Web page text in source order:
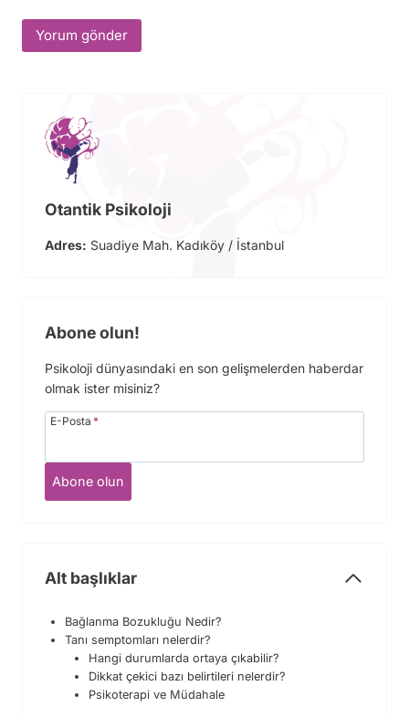
Otantik Psikoloji
Adres: Suadiye Mah. Kadıköy / İstanbul
Abone olun!
Psikoloji dünyasındaki en son gelişmelerden haberdar
olmak ister misiniz?
E-Posta *
Abone olun
Alt başlıklar
Bağlanma Bozukluğu Nedir?
Tanı semptomları nelerdir?
Hangi durumlarda ortaya çıkabilir?
Dikkat çekici bazı belirtileri nelerdir?
Psikoterapi ve Müdahale